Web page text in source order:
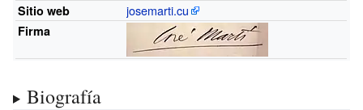
Sitio web josemarti.cu
Firma
Biografía